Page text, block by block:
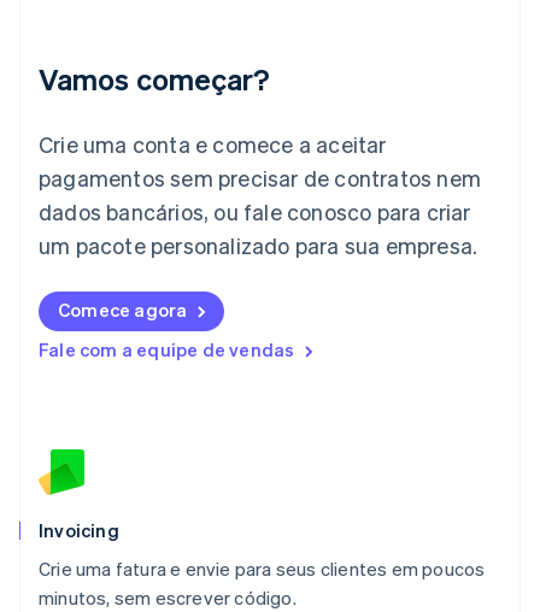
Vamos começar?
Crie uma conta e comece a aceitar
pagamentos sem precisar de contratos nem
dados bancários, ou fale conosco para criar
um pacote personalizado para sua empresa.
Comece agora
Fale com a equipe de vendas
Invoicing
Crie uma fatura e envie para seus clientes em poucos
minutos, sem escrever código.
Itália
Japão
Letônia
English
Liechtenstein
Deutsch English
English
Luxemburgo
FrançaisDeutschEnglish
English
México
Noruega
English
Nova Zelândia
English